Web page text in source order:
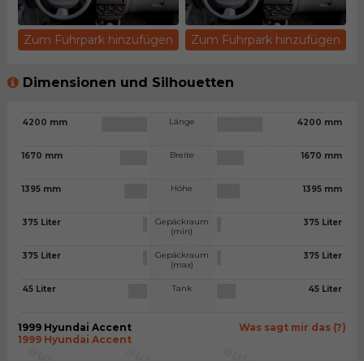
Zum Fuhrpark hinzufügen Zum Fuhrpark hinzufügen
Dimensionen und Silhouetten
4200 mm
1670 mm
1395 mm
375 Liter
375 Liter
45 Liter
Länge
Breite
Höhe
Gepäckraum
(min)
Gepäckraum
(max)
Tank
4200 mm
1670 mm
1395 mm
375 Liter
375 Liter
45 Liter
Was sagt mir das (?)
1999 Hyundai Accent
1999 Hyundai Accent